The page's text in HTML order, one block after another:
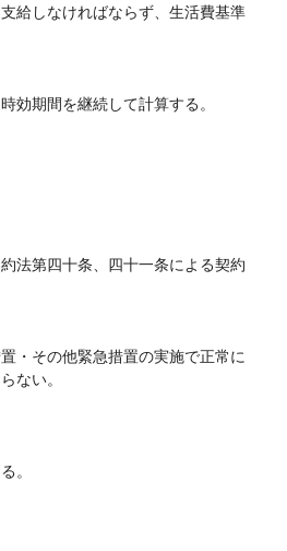
給しなければならず、生活費基準
効期間を継続して計算する。
法第四十条、四十一条による契約
・その他緊急措置の実施で正常に
ない。
。